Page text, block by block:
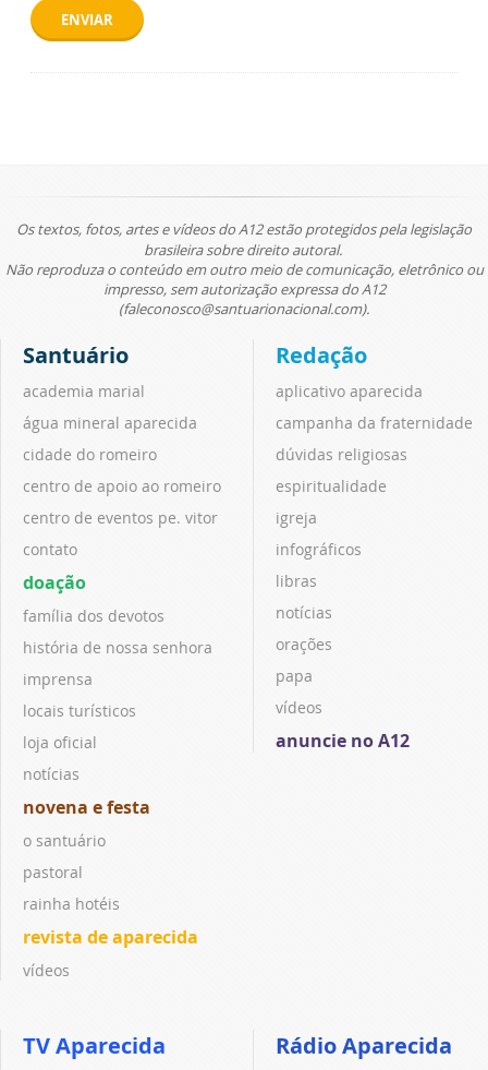
ENVIAR
Os textos, fotos, artes e vídeos do A12 estão protegidos pela legislação
brasileira sobre direito autoral.
Não reproduza o conteúdo em outro meio de comunicação, eletrônico ou
impresso, sem autorização expressa do A12
(faleconosco@santuarionacional.com).
Santuário
academia marial
água mineral aparecida
cidade do romeiro
centro de apoio ao romeiro
centro de eventos pe. vitor
contato
doação
família dos devotos
história de nossa senhora
imprensa
locais turísticos
loja oficial
notícias
novena e festa
o santuário
pastoral
rainha hotéis
revista de aparecida
vídeos
Redação
aplicativo aparecida
campanha da fraternidade
dúvidas religiosas
espiritualidade
igreja
infográficos
libras
notícias
orações
papa
vídeos
anuncie no A12
TV Aparecida Rádio Aparecida